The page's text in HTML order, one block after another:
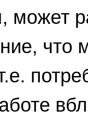
может
что